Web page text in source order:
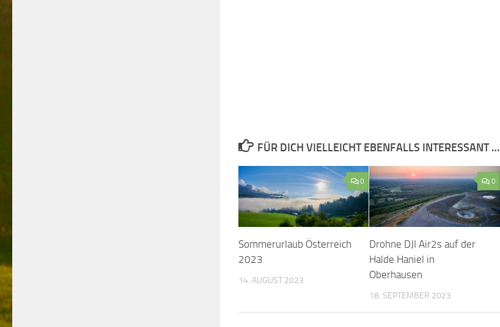
FÜR DICH VIELLEICHT EBENFALLS INTERESSANT …
0
Sommerurlaub Österreich
2023
14. AUGUST 2023
0
Drohne DJI Air2s auf der
Halde Haniel in
Oberhausen
18. SEPTEMBER 2023